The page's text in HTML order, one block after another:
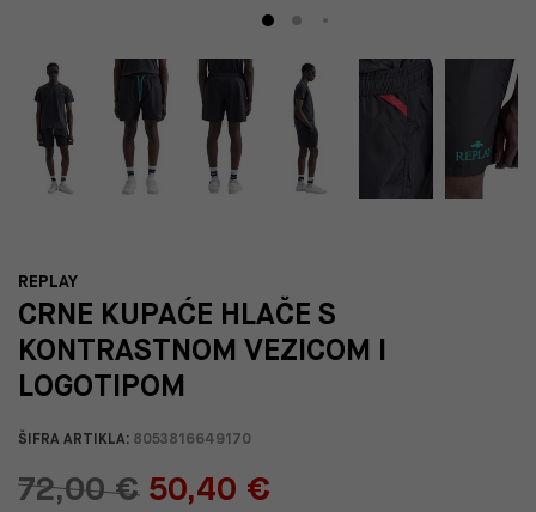
REPLAY
CRNE KUPAĆE HLAČE S
KONTRASTNOM VEZICOM I
LOGOTIPOM
ŠIFRA ARTIKLA: 8053816649170
72,00 € 50,40 €